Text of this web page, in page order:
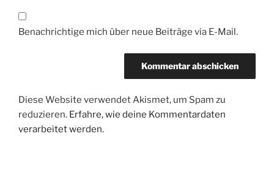
Benachrichtige mich über neue Beiträge via E-Mail.
Diese Website verwendet Akismet, um Spam zu
reduzieren. Erfahre, wie deine Kommentardaten
verarbeitet werden.